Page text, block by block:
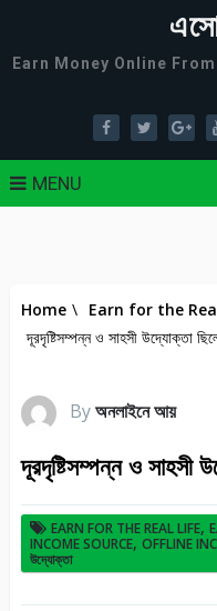
Earn Money Online
MENU
Home \ Earn for the
দূরদৃষ্টিসম্পন্ন ও সাহসী উদ্যোক্তা
Byঅনলাইনে আয়
দূরদৃষ্টিসম্পন্ন ও সাহসী
EARN FOR THE REAL LIFE,
INCOME SOURCE, OFFLINE
উদ্যোক্তা